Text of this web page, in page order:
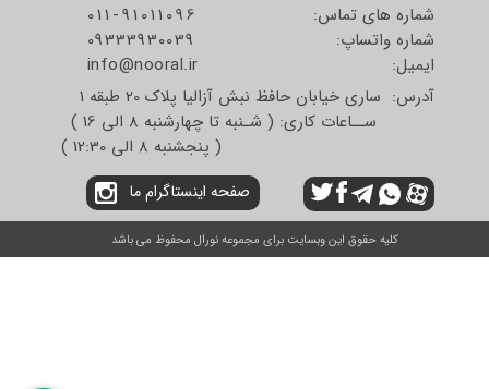
شماره های تماس:
شماره واتساپ:
​​​​​​​ایمیل:
011-91011096
09333930039
info@nooral.ir
آدرس: ساری خیابان حافظ نبش آزالیا پلاک 20 طبقه 1
ســاعات کاری: ( شـنبه تا چهارشنبه 8 الی 16 )
( پنجشنبه 8 الی 12:30 )
صفحه اینستاگرام ما
کلیه حقوق این وبسایت برای مجموعه نورال محفوظ می باشد